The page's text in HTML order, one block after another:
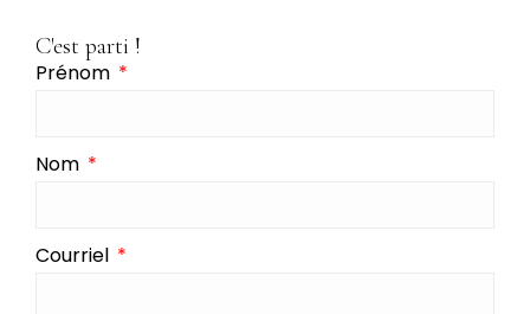
C'est parti !
Prénom
Nom
Courriel